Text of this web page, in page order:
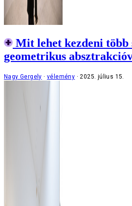
Mit lehet kezdeni több
geometrikus
Nagy Gergely vélemény 2025. július 15.